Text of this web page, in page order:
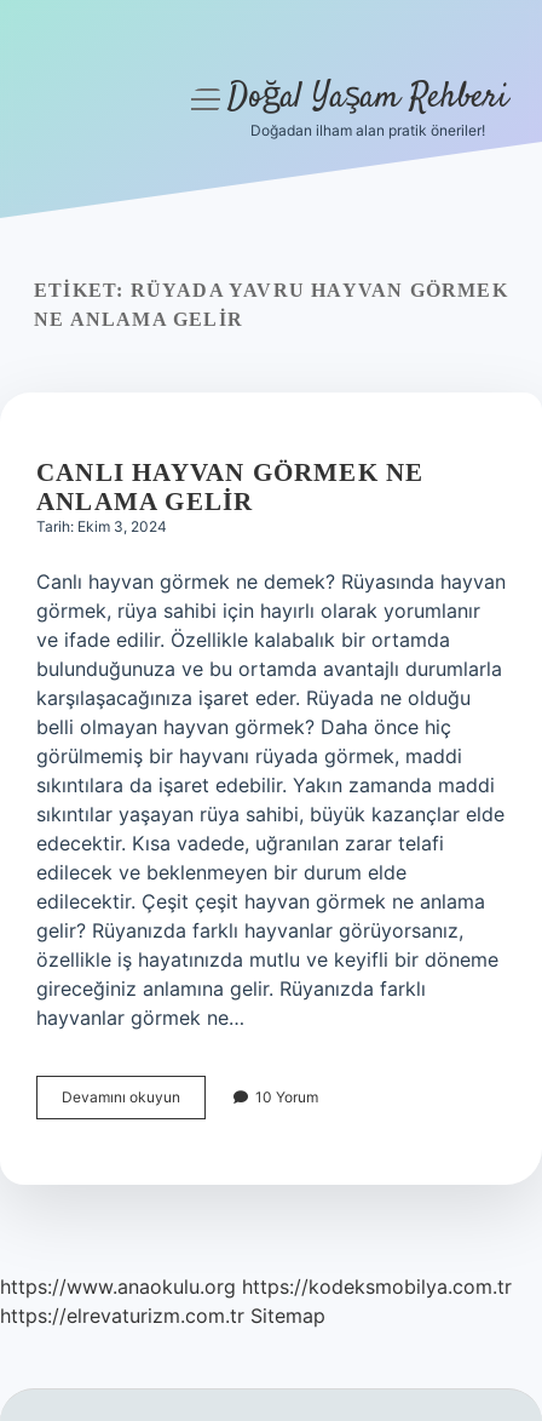
Yasal Uyarı
menüyüDoğal Yaşam Rehberi
Doğadan ilham alan pratik öneriler!
ETIKET: RÜYADA YAVRU HAYVAN GÖRMEK
NE ANLAMA GELIR
CANLI HAYVAN GÖRMEK NE
ANLAMA GELIR
Tarih: Ekim 3, 2024
Canlı hayvan görmek ne demek? Rüyasında hayvan
görmek, rüya sahibi için hayırlı olarak yorumlanır
ve ifade edilir. Özellikle kalabalık bir ortamda
bulunduğunuza ve bu ortamda avantajlı durumlarla
karşılaşacağınıza işaret eder. Rüyada ne olduğu
belli olmayan hayvan görmek? Daha önce hiç
görülmemiş bir hayvanı rüyada görmek, maddi
sıkıntılara da işaret edebilir. Yakın zamanda maddi
sıkıntılar yaşayan rüya sahibi, büyük kazançlar elde
edecektir. Kısa vadede, uğranılan zarar telafi
edilecek ve beklenmeyen bir durum elde
edilecektir. Çeşit çeşit hayvan görmek ne anlama
gelir? Rüyanızda farklı hayvanlar görüyorsanız,
özellikle iş hayatınızda mutlu ve keyifli bir döneme
gireceğiniz anlamına gelir. Rüyanızda farklı
hayvanlar görmek ne…
Devamını okuyun
Hayvan
Anlama
10 Yorum
https://www.anaokulu.org https://kodeksmobilya.com.tr
https://elrevaturizm.com.tr Sitemap